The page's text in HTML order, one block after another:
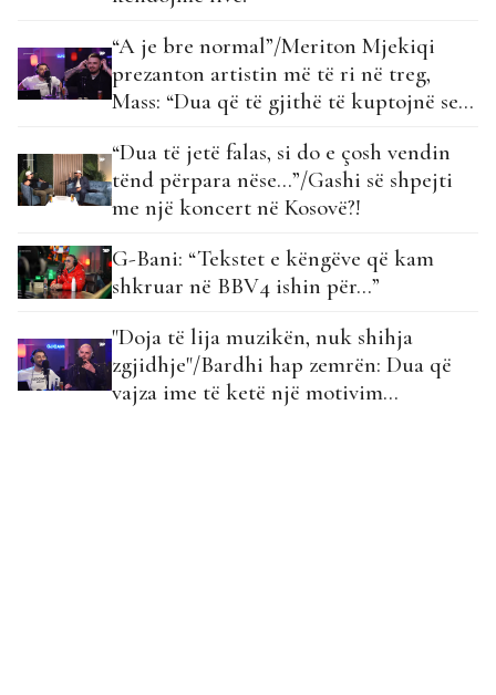
“A je bre normal”/Meriton Mjekiqi
prezanton artistin më të ri në treg,
Mass: “Dua që të gjithë të kuptojnë se
“Dua të jetë falas, si do e çosh vendin
tënd përpara nëse…”/Gashi së shpejti
me një koncert në Kosovë?!
G-Bani: “Tekstet e këngëve që kam
shkruar në BBV4 ishin për…”
"Doja të lija muzikën, nuk shihja
zgjidhje"/Bardhi hap zemrën: Dua që
vajza ime të ketë një motivim…